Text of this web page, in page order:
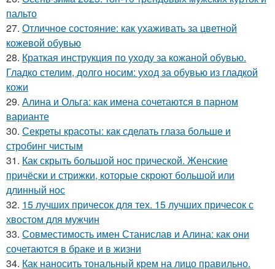
пальто
27. Отличное состояние: как ухаживать за цветной
кожевой обувью
28. Краткая инструкция по уходу за кожаной обувью.
Гладко стелим, долго носим: уход за обувью из гладкой
кожи
29. Алина и Ольга: как имена сочетаются в парном
варианте
30. Секреты красоты: как сделать глаза больше и
стробинг чистым
31. Как скрыть большой нос прической. Женские
причёски и стрижки, которые скроют большой или
длинный нос
32. 15 лучших причесок для тех. 15 лучших причесок с
хвостом для мужчин
33. Совместимость имен Станислав и Алина: как они
сочетаются в браке и в жизни
34. Как наносить тональный крем на лицо правильно.